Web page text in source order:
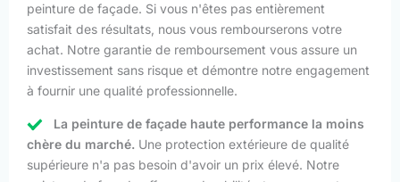
peinture de façade. Si vous n'êtes pas entièrement
satisfait des résultats, nous vous rembourserons votre
achat. Notre garantie de remboursement vous assure un
investissement sans risque et démontre notre engagement
à fournir une qualité professionnelle.
La peinture de façade haute performance la moins
chère du marché. Une protection extérieure de qualité
supérieure n'a pas besoin d'avoir un prix élevé. Notre